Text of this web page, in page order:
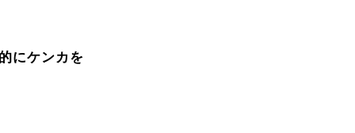
にケンカを